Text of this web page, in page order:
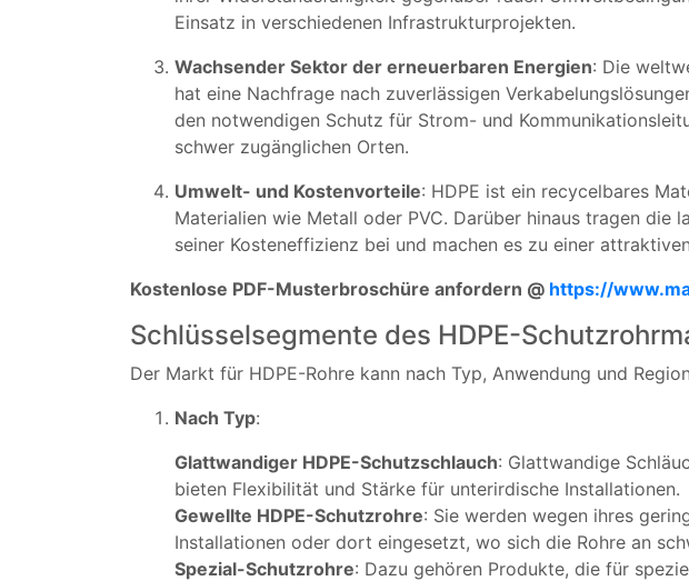
Einsatz in verschiedenen Infrastrukturprojekten.
Wachsender Sektor der erneuerbaren Energien: Die
hat eine Nachfrage nach zuverlässigen
den notwendigen Schutz für Strom- und
schwer zugänglichen Orten.
Umwelt- und Kostenvorteile: HDPE ist ein recycelbares
Materialien wie Metall oder PVC. Darüber hinaus tragen die
seiner Kosteneffizienz bei und machen es zu einer
Kostenlose PDF-Musterbroschüre anfordern @ https://
Schlüsselsegmente des HDPE-
Der Markt für HDPE-Rohre kann nach Typ, Anwendung und
Nach Typ:
Glattwandiger HDPE-Schutzschlauch: Glattwandige
bieten Flexibilität und Stärke für unterirdische Installationen.
Gewellte HDPE-Schutzrohre: Sie werden wegen ihres
Installationen oder dort eingesetzt, wo sich die Rohre an
Spezial-Schutzrohre: Dazu gehören Produkte, die für